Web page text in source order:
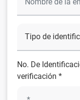
No. De
verificación *